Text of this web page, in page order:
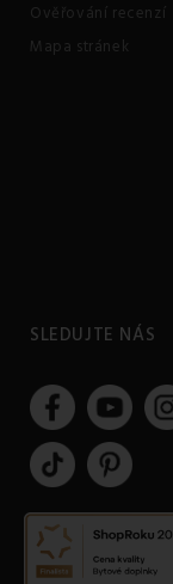
Ověřování recenzí
Mapa stránek
SLEDUJTE NÁS